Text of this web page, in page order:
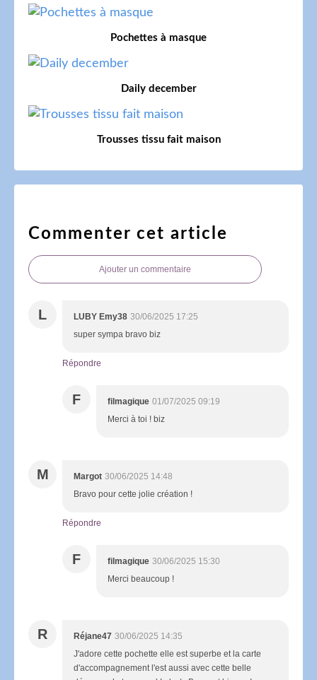
Pochettes à masque
Daily december
Trousses tissu fait maison
Commenter cet article
Ajouter un commentaire
L LUBY Emy38 30/06/2025 17:25
super sympa bravo biz
Répondre
F filmagique 01/07/2025 09:19
Merci à toi ! biz
M Margot 30/06/2025 14:48
Bravo pour cette jolie création !
Répondre
F filmagique 30/06/2025 15:30
Merci beaucoup !
R Réjane47 30/06/2025 14:35
J'adore cette pochette elle est superbe et la carte
d'accompagnement l'est aussi avec cette belle